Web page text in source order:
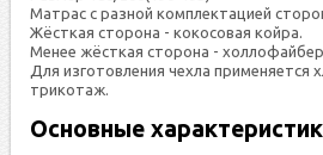
Мат­рас с раз­ной ком­плек­та­ци­ей
Жёс­ткая сто­рона - ко­косо­вая кой­ра.
Менее жёсткая сто­рона -
Для из­го­тов­ле­ния чех­ла при­меня­ет­ся
три­котаж.
Основные